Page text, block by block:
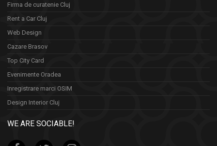
Firma de curatenie Cluj
Rent a Car Cluj
Web Design
Cazare Brasov
Top City Card
Evenimente Oradea
Inregistrare marci OSIM
Design Interior Cluj
WE ARE SOCIABLE!